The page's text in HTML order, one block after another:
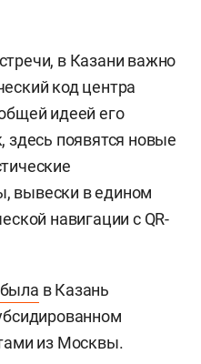
в Казани важно
код центра
идеей его
здесь появятся новые
вывески в едином
навигации с QR-
в Казань
из Москвы.